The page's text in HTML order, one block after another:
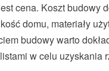
cena. Koszt budowy
domu, materiały
budowy warto
w celu uzyskania